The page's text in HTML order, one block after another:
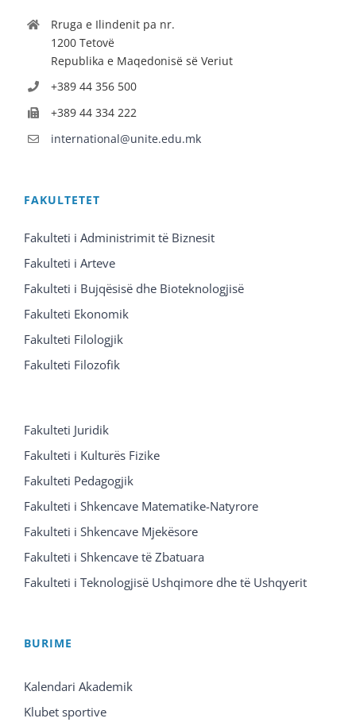
Rruga e Ilindenit pa nr.
1200 Tetovë
Republika e Maqedonisë së Veriut
+389 44 356 500
+389 44 334 222
international@unite.edu.mk
FAKULTETET
Fakulteti i Administrimit të Biznesit
Fakulteti i Arteve
Fakulteti i Bujqësisë dhe Bioteknologjisë
Fakulteti Ekonomik
Fakulteti Filologjik
Fakulteti Filozofik
Fakulteti Juridik
Fakulteti i Kulturës Fizike
Fakulteti Pedagogjik
Fakulteti i Shkencave Matematike-Natyrore
Fakulteti i Shkencave Mjekësore
Fakulteti i Shkencave të Zbatuara
Fakulteti i Teknologjisë Ushqimore dhe të Ushqyerit
BURIME
Kalendari Akademik
Klubet sportive